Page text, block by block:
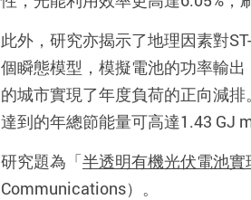
此外，研究亦揭示了地理因素對
個瞬態模型，模擬電池的功率輸
的城市實現了年度負荷的正向減
達到的年總節能量可高達1.43 GJ
研究題為「半透明有機光伏電池
Communications）。